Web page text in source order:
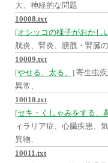
大、神経的な問題
10008.txt
[オシッコの様子がおかし
胱炎、腎炎、膀胱・腎臓
10009.txt
[やせる、太る、] 寄生虫
異常、
10010.txt
[セキ・くしゃみをする、
ィラリア症、心臓疾患、
異物、
10011.txt